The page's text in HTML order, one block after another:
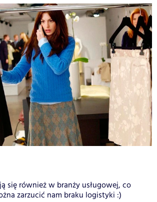
się również w branży usługowej, co
zarzucić nam braku logistyki :)